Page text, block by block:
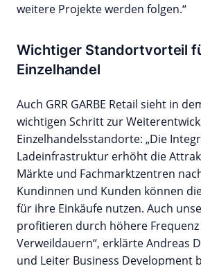
weitere Projekte werden folgen.“
Wichtiger Standortvorteil
Einzelhandel
Auch GRR GARBE Retail sieht in
wichtigen Schritt zur
Einzelhandelsstandorte: „Die
Ladeinfrastruktur erhöht die
Märkte und Fachmarktzentren
Kundinnen und Kunden können
für ihre Einkäufe nutzen. Auch
profitieren durch höhere
Verweildauern“, erklärte Andreas
und Leiter Business Development